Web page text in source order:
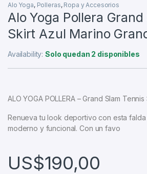
Alo Yoga, Polleras, Ropa y Accesorios
Alo Yoga Pollera
Skirt Azul Marino
Availability:Solo quedan 2 disponibles
ALO YOGA POLLERA – Grand Slam Tennis
Renueva tu look deportivo con esta
moderno y funcional. Con un favo
US$190,00